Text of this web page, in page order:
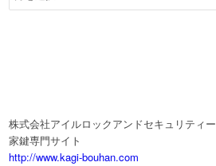
株式会社アイルロックアンドセキュリティー
家鍵専門サイト
http://www.kagi-bouhan.com